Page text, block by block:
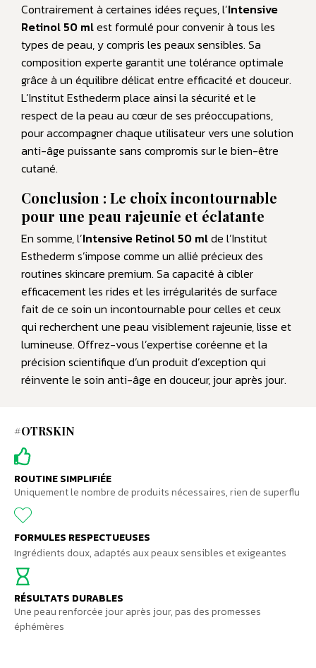
Contrairement à certaines idées reçues, l’Intensive
Retinol 50 mlest formulé pour convenir à tous les
types de peau, y compris les peaux sensibles. Sa
composition experte garantit une tolérance optimale
grâce à un équilibre délicat entre efficacité et douceur.
L’Institut Esthederm place ainsi la sécurité et le
respect de la peau au cœur de ses préoccupations,
pour accompagner chaque utilisateur vers une solution
anti-âge puissante sans compromis sur le bien-être
cutané.
Conclusion : Le choix incontournable
pour une peau rajeunie et éclatante
En somme, l’Intensive Retinol 50 mlde l’Institut
Esthederm s’impose comme un allié précieux des
routines skincare premium. Sa capacité à cibler
efficacement les rides et les irrégularités de surface
fait de ce soin un incontournable pour celles et ceux
qui recherchent une peau visiblement rajeunie, lisse et
lumineuse. Offrez-vous l’expertise coréenne et la
précision scientifique d’un produit d’exception qui
réinvente le soin anti-âge en douceur, jour après jour.
#OTRSKIN
ROUTINE SIMPLIFIÉE
Uniquement le nombre de produits nécessaires, rien de superflu
FORMULES RESPECTUEUSES
Ingrédients doux, adaptés aux peaux sensibles et exigeantes
RÉSULTATS DURABLES
Une peau renforcée jour après jour, pas des promesses
éphémères